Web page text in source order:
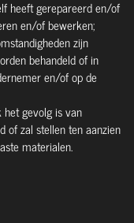
heeft gerepareerd en/of
en/of bewerken;
zijn
behandeld of in
en/of op de
het gevolg is van
of zal stellen ten aanzien
materialen.